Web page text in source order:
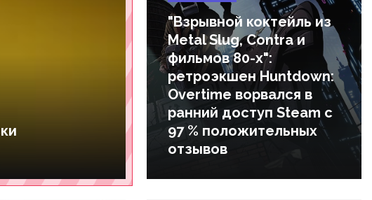
"Взрывной коктейль из
Metal Slug, Contra и
фильмов 80-х":
ретроэкшен Huntdown:
Overtime ворвался в
ранний доступ Steam c
97 % положительных
отзывов